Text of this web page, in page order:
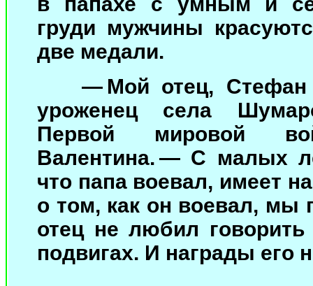
груди мужчины
две медали.
— Мой отец, Стефан
уроженец села
Первой мировой
Валентина. — С малых
что папа воевал, имеет
о том, как он воевал, мы
отец не любил
подвигах. И награды его